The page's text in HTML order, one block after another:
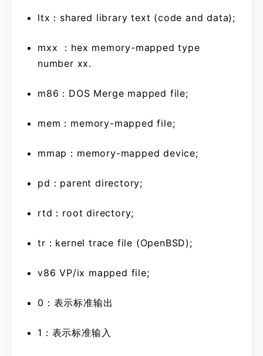
ltx：shared library text (code and data);
mxx ：hex memory-mapped type
number xx.
m86：DOS Merge mapped file;
mem：memory-mapped file;
mmap：memory-mapped device;
pd：parent directory;
rtd：root directory;
tr：kernel trace file (OpenBSD);
v86 VP/ix mapped file;
0：表示标准输出
1：表示标准输入